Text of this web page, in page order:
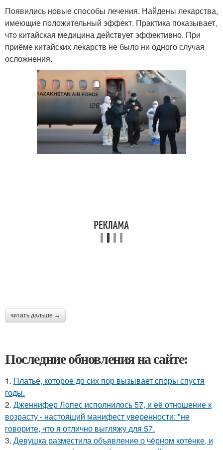
Появились новые способы лечения. Найдены лекарства,
имеющие положительный эффект. Практика показывает,
что китайская медицина действует эффективно. При
приёме китайских лекарств не было ни одного случая
осложнения.
читать дальше →
Последние обновления на сайте:
1. Платье, которое до сих пор вызывает споры спустя
годы.
2. Дженнифер Лопес исполнилось 57, и её отношение к
возрасту - настоящий манифест уверенности: "не
говорите, что я отлично выгляжу для 57.
3. Девушка разместила объявление о чёрном котёнке, и